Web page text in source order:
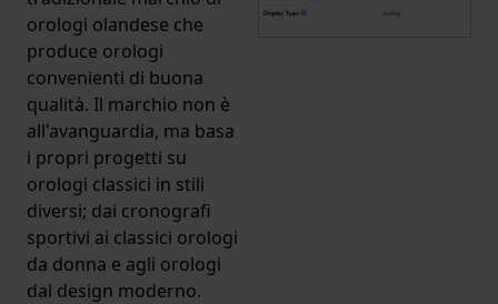
orologi olandese che
produce orologi
convenienti di buona
qualità. Il marchio non è
all'avanguardia, ma basa
i propri progetti su
orologi classici in stili
diversi; dai cronografi
sportivi ai classici orologi
da donna e agli orologi
dal design moderno.